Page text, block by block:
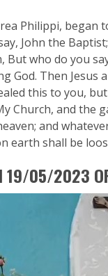
Philippi, began
John the
who do you
God. Then Jesus
this to you,
Church, and the
and
earth shall be
19/05/2023